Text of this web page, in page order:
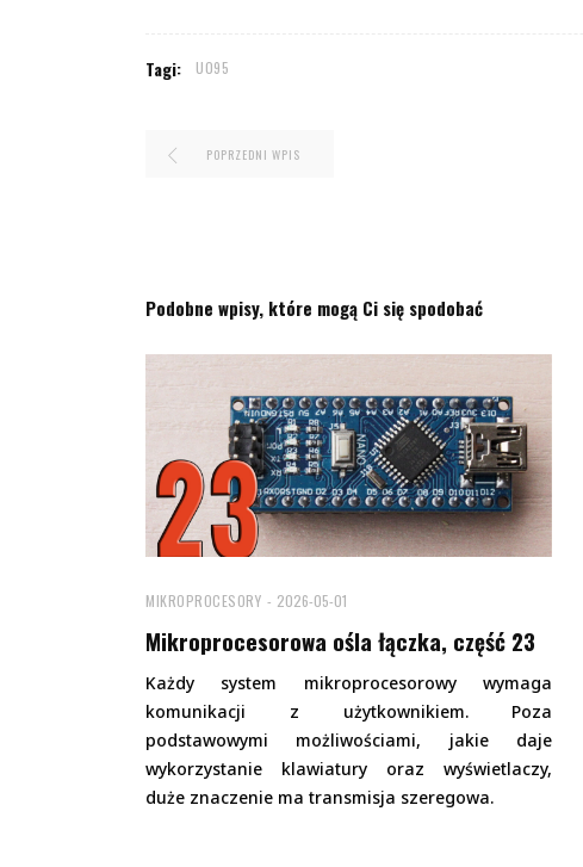
Tagi: U095
POPRZEDNI WPIS
Podobne wpisy, które mogą Ci się spodobać
MIKROPROCESORY 2026-05-01
Mikroprocesorowa ośla łączka, część 23
Każdy system mikroprocesorowy wymaga
komunikacji z użytkownikiem. Poza
podstawowymi możliwościami, jakie daje
wykorzystanie klawiatury oraz wyświetlaczy,
duże znaczenie ma transmisja szeregowa.